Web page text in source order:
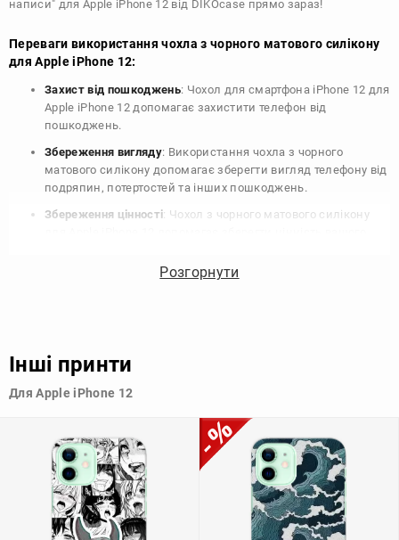
написи" для Apple iPhone 12 від DIKOcase прямо зараз!
Переваги використання чохла з чорного матового силікону
для Apple iPhone 12:
Захист від пошкоджень: Чохол для смартфона iPhone 12 для
Apple iPhone 12 допомагає захистити телефон від
пошкоджень.
Збереження вигляду: Використання чохла з чорного
матового силікону допомагає зберегти вигляд телефону від
подряпин, потертостей та інших пошкоджень.
Збереження цінності: Чохол з чорного матового силікону
продати свій пристрій в майбутньому.
Узагалі, чохол для телефону - це дуже корисний аксесуар, який
допомагає захистити ваш пристрій, зберегти його цінність і
Розгорнути
Інші принти
Для Apple iPhone 12